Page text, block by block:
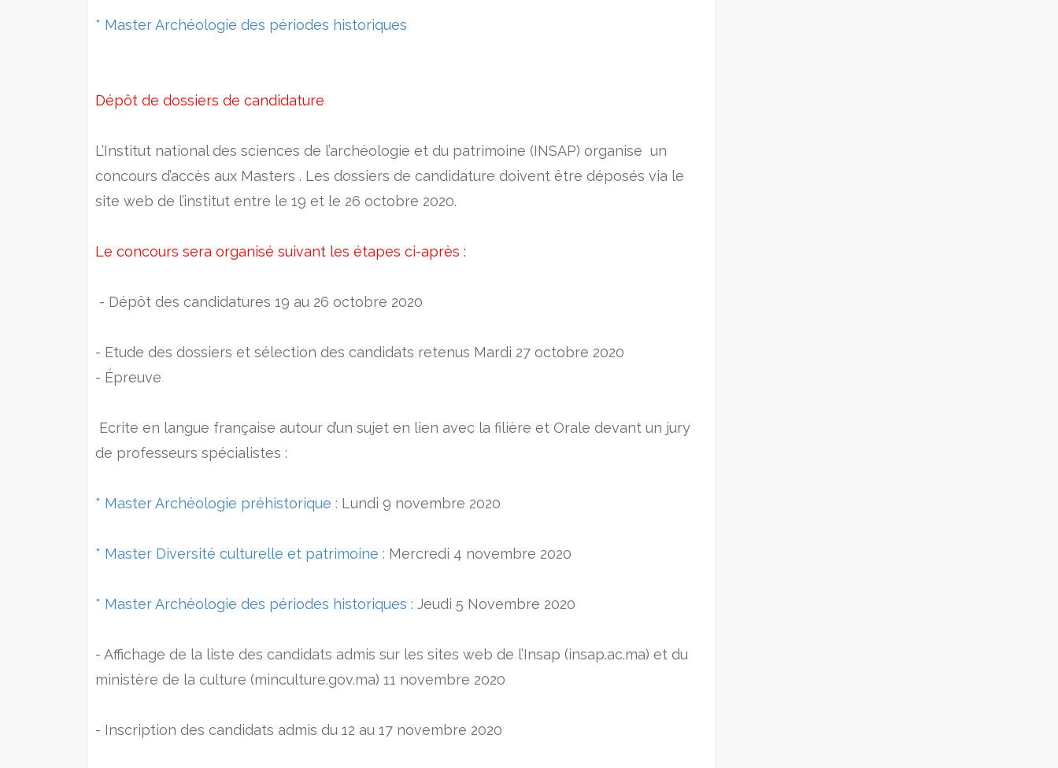
* Master Archéologie des périodes historiques
Dépôt de dossiers de candidature
L’Institut national des sciences de l’archéologie et du patrimoine (INSAP) organise un
concours d’accès aux Masters . Les dossiers de candidature doivent être déposés via le
site web de l’institut entre le 19 et le 26 octobre 2020.
Le concours sera organisé suivant les étapes ci-après :
- Dépôt des candidatures 19 au 26 octobre 2020
- Etude des dossiers et sélection des candidats retenus Mardi 27 octobre 2020
- Épreuve
Ecrite en langue française autour d’un sujet en lien avec la filière et Orale devant un jury
de professeurs spécialistes :
* Master Archéologie préhistorique : Lundi 9 novembre 2020
* Master Diversité culturelle et patrimoine : Mercredi 4 novembre 2020
* Master Archéologie des périodes historiques : Jeudi 5 Novembre 2020
- Affichage de la liste des candidats admis sur les sites web de l’Insap (insap.ac.ma) et du
ministère de la culture (minculture.gov.ma) 11 novembre 2020
- Inscription des candidats admis du 12 au 17 novembre 2020